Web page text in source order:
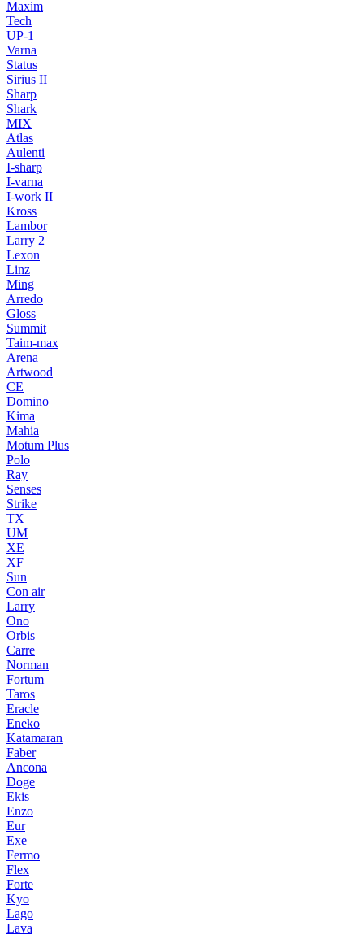
Maxim
Tech
UP-1
Varna
Status
Sirius II
Sharp
Shark
MIX
Atlas
Aulenti
I-sharp
I-varna
I-work II
Kross
Lambor
Larry 2
Lexon
Linz
Ming
Arredo
Gloss
Summit
Taim-max
Arena
Artwood
CE
Domino
Kima
Mahia
Motum Plus
Polo
Ray
Senses
Strike
TX
UM
XE
XF
Sun
Con air
Larry
Ono
Orbis
Carre
Norman
Fortum
Taros
Eracle
Eneko
Katamaran
Faber
Ancona
Doge
Ekis
Enzo
Eur
Exe
Fermo
Flex
Forte
Kyo
Lago
Lava